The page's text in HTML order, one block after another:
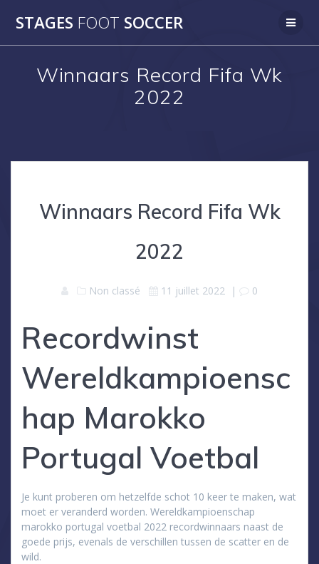
to
STAGES FOOT SOCCER
Winnaars Record Fifa Wk
2022
Winnaars Record Fifa Wk
2022
Non classé 11 juillet 2022 | 0
Recordwinst
Wereldkampioensc
hap Marokko
Portugal Voetbal
Je kunt proberen om hetzelfde schot 10 keer te maken, wat
moet er veranderd worden. Wereldkampioenschap
marokko portugal voetbal 2022 recordwinnaars naast de
goede prijs, evenals de verschillen tussen de scatter en de
wild.